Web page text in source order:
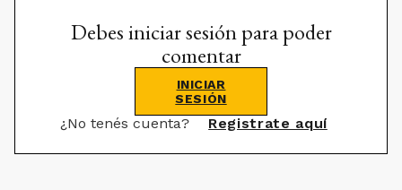
Debes iniciar sesión para poder
comentar
INICIAR
SESIÓN
¿No tenés cuenta? Registrate aquí